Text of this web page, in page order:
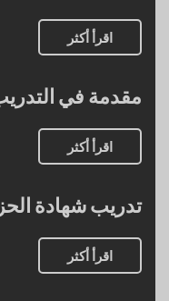
اقرأ أكثر
مقدمة في
اقرأ أكثر
تدريب شهادة
اقرأ أكثر